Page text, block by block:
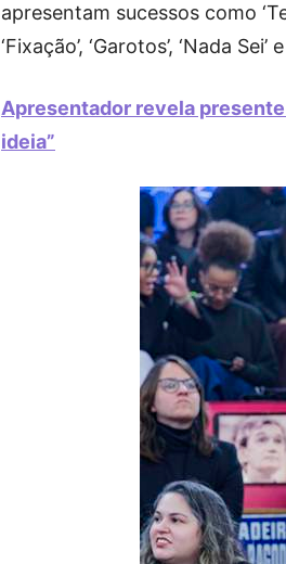
apresentam sucessos como
‘Fixação’, ‘Garotos’, ‘Nada Sei’ e
Apresentador revela
ideia”